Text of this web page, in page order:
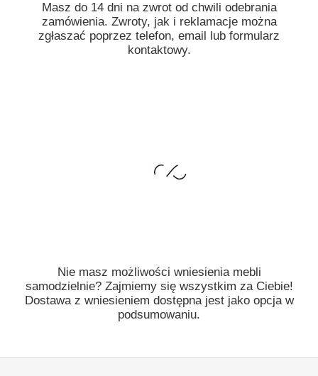
Masz do 14 dni na zwrot od chwili odebrania
zamówienia. Zwroty, jak i reklamacje można
zgłaszać poprzez telefon, email lub formularz
kontaktowy.
Nie masz możliwości wniesienia mebli
samodzielnie? Zajmiemy się wszystkim za Ciebie!
Dostawa z wniesieniem dostępna jest jako opcja w
podsumowaniu.